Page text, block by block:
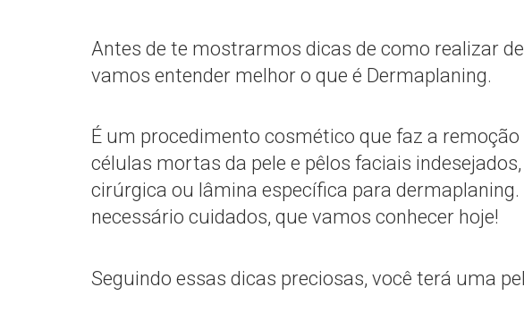
Antes de te mostrarmos dicas de como realizar
vamos entender melhor o que é Dermaplaning.
É um procedimento cosmético que faz a
células mortas da pele e pêlos faciais
cirúrgica ou lâmina específica para dermaplaning.
necessário cuidados, que vamos conhecer hoje!
Seguindo essas dicas preciosas, você terá uma